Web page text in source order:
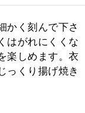
かく刻んで下さ
はがれにくくな
楽しめます。衣
っくり揚げ焼き